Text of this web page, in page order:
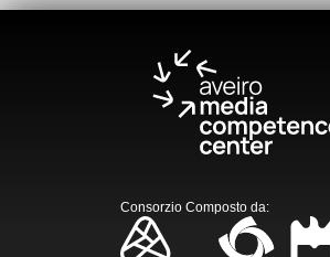
Consorzio Composto da: